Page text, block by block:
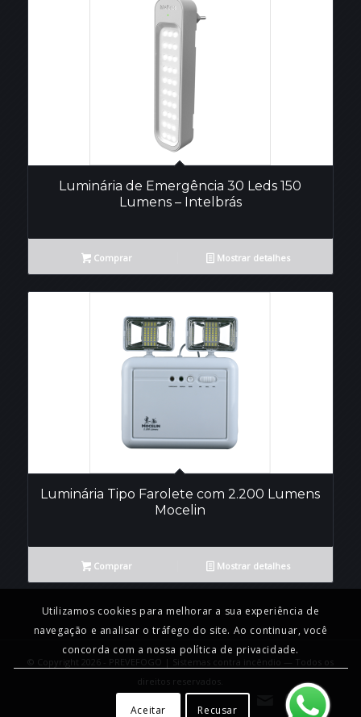
Luminária de Emergência 30 Leds 150
Lumens – Intelbrás
Comprar Mostrar detalhes
Luminária Tipo Farolete com 2.200 Lumens
Mocelin
Comprar Mostrar detalhes
© Copyright 2026 - PREVEFOGO | Sistemas contra incêndio — Todos os
direitos reservados.
Utilizamos cookies para melhorar a sua experiência de
navegação e analisar o tráfego do site. Ao continuar, você
concorda com a nossa política de privacidade.
Aceitar Recusar